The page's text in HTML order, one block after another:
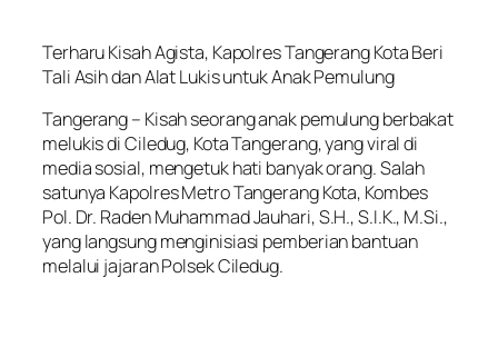
Terharu Kisah Agista, Kapolres Tangerang Kota Beri
Tali Asih dan Alat Lukis untuk Anak Pemulung
Tangerang – Kisah seorang anak pemulung berbakat
melukis di Ciledug, Kota Tangerang, yang viral di
media sosial, mengetuk hati banyak orang. Salah
satunya Kapolres Metro Tangerang Kota, Kombes
Pol. Dr. Raden Muhammad Jauhari, S.H., S.I.K., M.Si.,
yang langsung menginisiasi pemberian bantuan
melalui jajaran Polsek Ciledug.